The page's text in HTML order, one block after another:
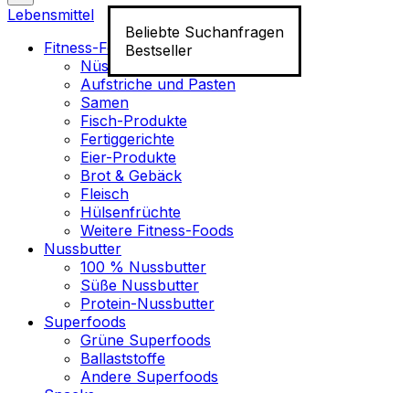
Beliebte Suchanfragen
Bestseller
Lebensmittel
Fitness-Food
Nüsse
Aufstriche und Pasten
Samen
Fisch-Produkte
Fertiggerichte
Eier-Produkte
Brot & Gebäck
Fleisch
Hülsenfrüchte
Weitere Fitness-Foods
Nussbutter
100 % Nussbutter
Süße Nussbutter
Protein-Nussbutter
Superfoods
Grüne Superfoods
Ballaststoffe
Andere Superfoods